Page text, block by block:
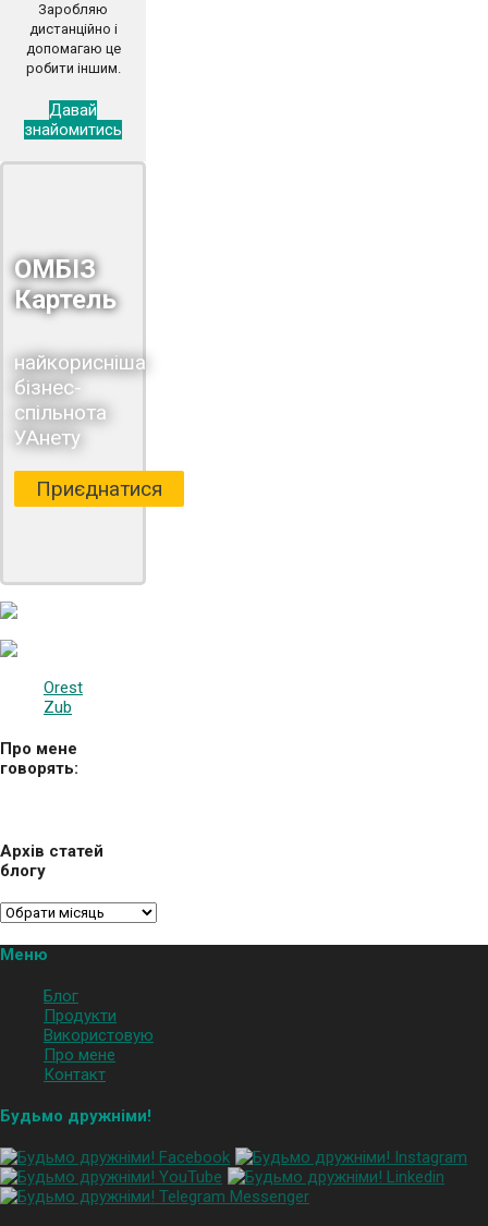
Заробляю
дистанційно і
допомагаю це
робити іншим.
Давай
знайомитись
ОМБІЗ
Картель
найкорисніша
бізнес-
спільнота
УАнету
Приєднатися
Orest
Zub
Про мене
говорять:
Архів статей
блогу
Меню
Блог
Продукти
Використовую
Про мене
Контакт
Будьмо дружніми!